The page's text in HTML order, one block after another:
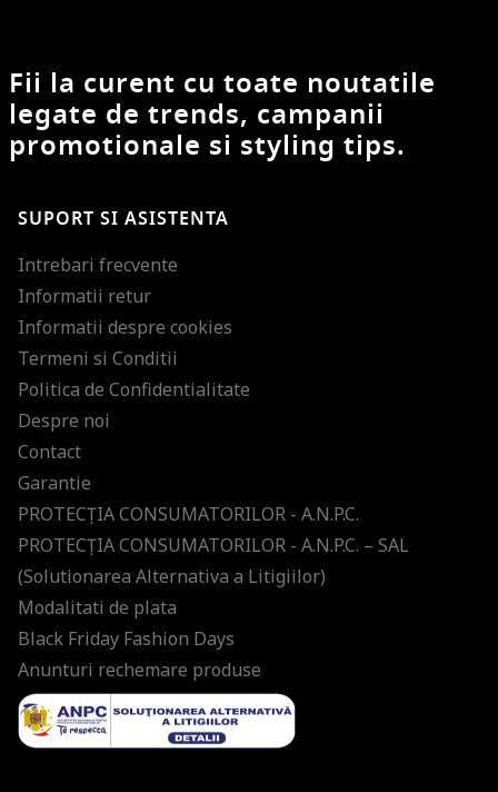
Fii la curent cu toate noutatile
legate de trends, campanii
promotionale si styling tips.
SUPORT SI ASISTENTA
Intrebari frecvente
Informatii retur
Informatii despre cookies
Termeni si Conditii
Politica de Confidentialitate
Despre noi
Contact
Garantie
PROTECŢIA CONSUMATORILOR - A.N.P.C.
PROTECŢIA CONSUMATORILOR - A.N.P.C. – SAL
(Solutionarea Alternativa a Litigiilor)
Modalitati de plata
Black Friday Fashion Days
Anunturi rechemare produse